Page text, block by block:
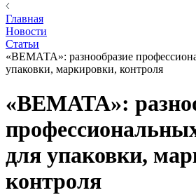
Главная
Новости
Статьи
«ВЕМАТА»: разнообразие
упаковки, маркировки, контроля
«ВЕМАТА»:
для упаковки,
контроля